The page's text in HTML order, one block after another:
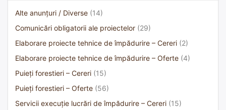
Alte anunțuri / Diverse (14)
Comunicări obligatorii ale proiectelor (29)
Elaborare proiecte tehnice de împădurire – Cereri (2)
Elaborare proiecte tehnice de împădurire – Oferte (4)
Puieți forestieri – Cereri (15)
Puieți forestieri – Oferte (56)
Servicii execuție lucrări de împădurire – Cereri (15)